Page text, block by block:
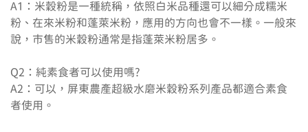
A1：米穀粉是一種統稱，依照白米品種還可以細分成糯米
粉、在來米粉和蓬萊米粉，應用的方向也會不一樣。一般來
說，市售的米穀粉通常是指蓬萊米粉居多。
Q2：純素食者可以使用嗎?
A2：可以，屏東農產超級水磨米穀粉系列產品都適合素食
者使用。